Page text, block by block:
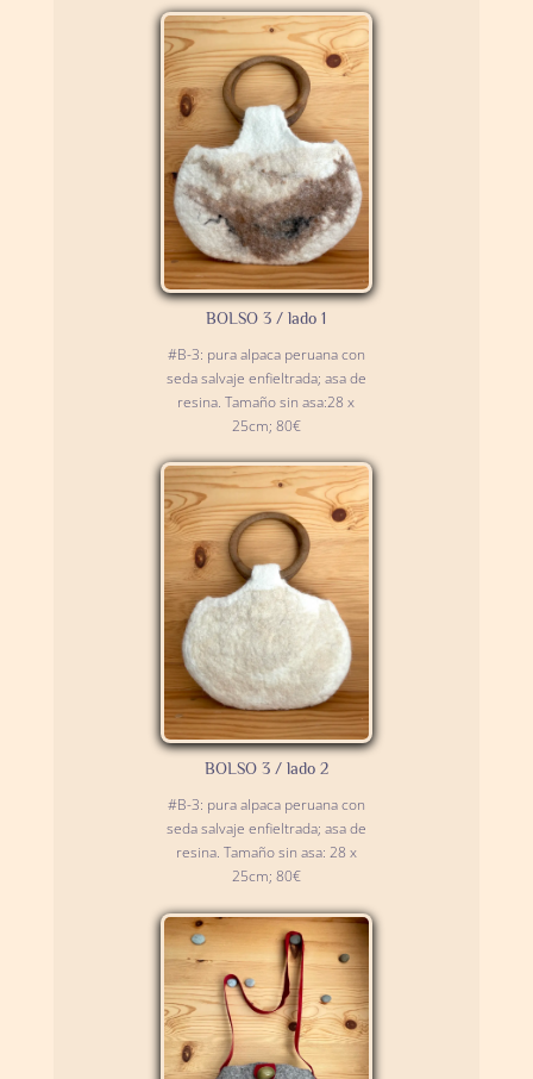
BOLSO 3 / lado 1
#B-3: pura alpaca peruana con
seda salvaje enfieltrada; asa de
resina. Tamaño sin asa:28 x
25cm; 80€
BOLSO 3 / lado 2
#B-3: pura alpaca peruana con
seda salvaje enfieltrada; asa de
resina. Tamaño sin asa: 28 x
25cm; 80€